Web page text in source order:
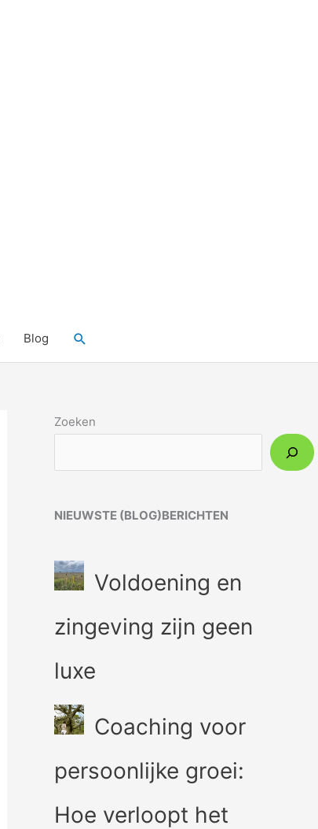
Blog Zoeken
Zoeken
NIEUWSTE (BLOG)BERICHTEN
Voldoening en
zingeving zijn geen
luxe
Coaching voor
persoonlijke groei:
Hoe verloopt het